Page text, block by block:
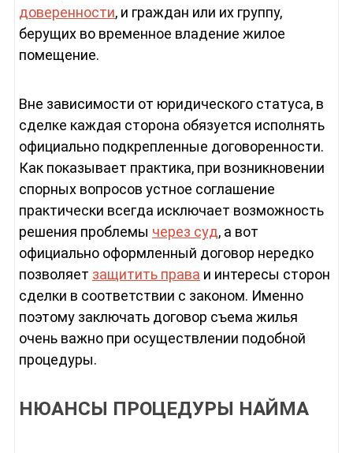
доверенности, и граждан или их группу,
берущих во временное владение жилое
помещение.
Вне зависимости от юридического статуса, в
сделке каждая сторона обязуется исполнять
официально подкрепленные договоренности.
Как показывает практика, при возникновении
спорных вопросов устное соглашение
практически всегда исключает возможность
решения проблемы через суд, а вот
официально оформленный договор нередко
позволяет защитить права и интересы сторон
сделки в соответствии с законом. Именно
поэтому заключать договор съема жилья
очень важно при осуществлении подобной
процедуры.
НЮАНСЫ ПРОЦЕДУРЫ НАЙМА